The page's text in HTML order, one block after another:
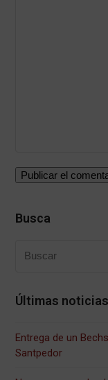
Busca
Últimas noticias
Entrega de un
Santpedor